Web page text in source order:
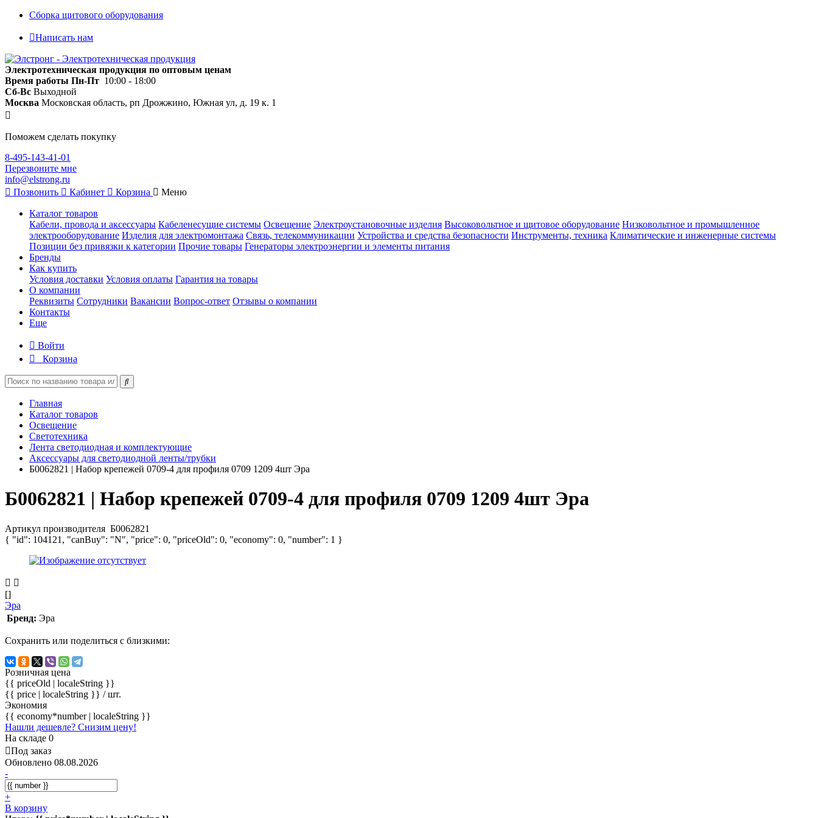
Сборка щитового оборудования
Написать нам
Электротехническая продукция по оптовым ценам
Время работы Пн-Пт 10:00 - 18:00
Сб-Вс Выходной
Москва Московская область, рп Дрожжино, Южная ул, д. 19 к. 1
Поможем сделать покупку
8-495-143-41-01
Перезвоните мне
info@elstrong.ru
Позвонить
Кабинет Корзина Меню
Каталог товаров
Кабели, провода и аксессуары Кабеленесущие системы Освещение Электроустановочные изделия Высоковольтное и щитовое оборудование Низковольтное и промышленное
электрооборудование Изделия для электромонтажа Связь, телекоммуникации Устройства и средства безопасности Инструменты, техника Климатические и инженерные системы
Позиции без привязки к категории Прочие товары Генераторы электроэнергии и элементы питания
Бренды
Как купить
Условия доставки Условия оплаты Гарантия на товары
О компании
Реквизиты Сотрудники Вакансии Вопрос-ответ Отзывы о компании
Контакты
Еще
Войти
Корзина
Главная
Каталог товаров
Освещение
Светотехника
Лента светодиодная и комплектующие
Аксессуары для светодиодной ленты/трубки
Б0062821 | Набор крепежей 0709-4 для профиля 0709 1209 4шт Эра
Б0062821 | Набор крепежей 0709-4 для профиля 0709 1209 4шт Эра
Артикул производителя Б0062821
{ "id": 104121, "canBuy": "N", "price": 0, "priceOld": 0, "economy": 0, "number": 1 }
[]
Эра
Бренд: Эра
Сохранить или поделиться с близкими:
Розничная цена
{{ priceOld | localeString }}
{{ price | localeString }} / шт.
Экономия
{{ economy*number | localeString }}
Нашли дешевле? Снизим цену!
На складе 0
Под заказ
Обновлено 08.08.2026
-
+
В корзину